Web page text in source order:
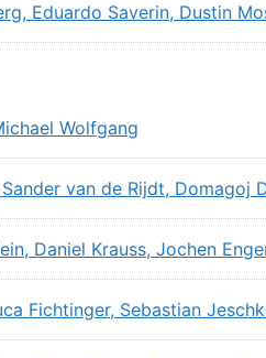
Eduardo Saverin, Dustin
Wolfgang
van de Rijdt, Domagoj
Daniel Krauss, Jochen
Fichtinger, Sebastian